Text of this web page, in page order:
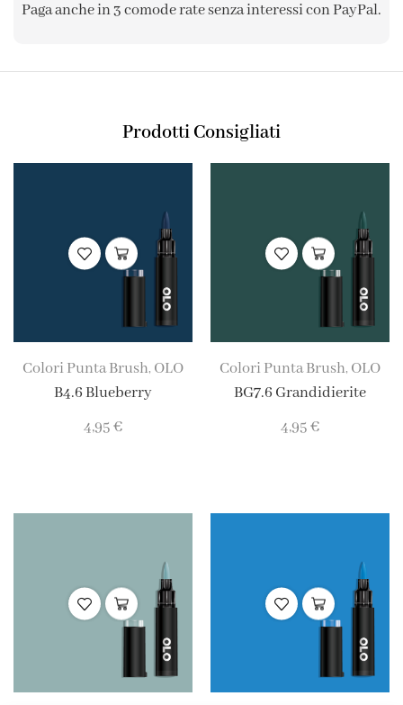
Paga anche in 3 comode rate senza interessi con PayPal.
Prodotti Consigliati
Colori Punta Brush, OLO
B4.6 Blueberry
4,95€
Colori Punta Brush, OLO
BG7.6 Grandidierite
4,95€